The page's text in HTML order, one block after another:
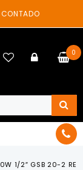
0
1/2″ GSB 20-2 RE